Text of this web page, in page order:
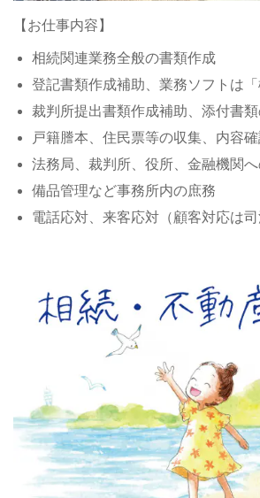
【お仕事内容】
相続関連業務全般の書類作成
登記書類作成補助、業務ソフトは
裁判所提出書類作成補助、添付書
戸籍謄本、住民票等の収集、内容
法務局、裁判所、役所、金融機関
備品管理など事務所内の庶務
電話応対、来客応対（顧客対応は司